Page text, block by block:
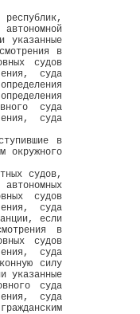
указанные
в
судов
суда
суда
суда
в
окружного
судов,
судов
суда
если
в
судов
суда
силу
указанные
суда
суда